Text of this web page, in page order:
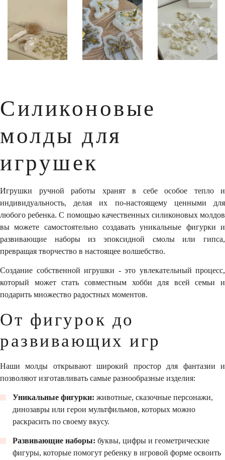
Силиконовые
молды для
игрушек
Игрушки ручной работы хранят в себе особое тепло и
индивидуальность, делая их по-настоящему ценными для
любого ребенка. С помощью качественных силиконовых молдов
вы можете самостоятельно создавать уникальные фигурки и
развивающие наборы из эпоксидной смолы или гипса,
превращая творчество в настоящее волшебство.
Создание собственной игрушки - это увлекательный процесс,
который может стать совместным хобби для всей семьи и
подарить множество радостных моментов.
От фигурок до
развивающих игр
Наши молды открывают широкий простор для фантазии и
позволяют изготавливать самые разнообразные изделия:
Уникальные фигурки: животные, сказочные персонажи,
динозавры или герои мультфильмов, которых можно
раскрасить по своему вкусу.
Развивающие наборы: буквы, цифры и геометрические
фигуры, которые помогут ребенку в игровой форме освоить